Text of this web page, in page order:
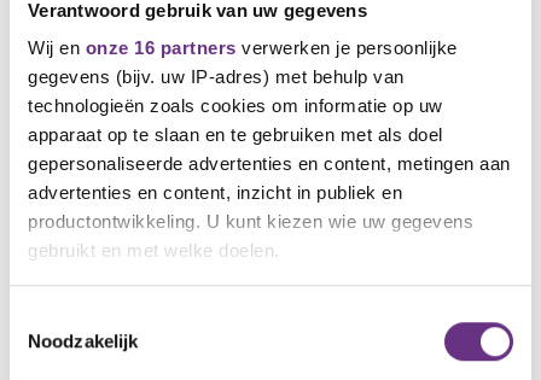
Verantwoord gebruik van uw gegevens
Wij en onze 16 partners verwerken je persoonlijke
gegevens (bijv. uw IP-adres) met behulp van
technologieën zoals cookies om informatie op uw
apparaat op te slaan en te gebruiken met als doel
gepersonaliseerde advertenties en content, metingen aan
advertenties en content, inzicht in publiek en
productontwikkeling. U kunt kiezen wie uw gegevens
gebruikt en met welke doelen.
Informatie verzamelen over uw geografische
Noodzakelijk
15 mei 2024
Onderhandelingen cao Mbo van start
nieuwe cao mbo van start...